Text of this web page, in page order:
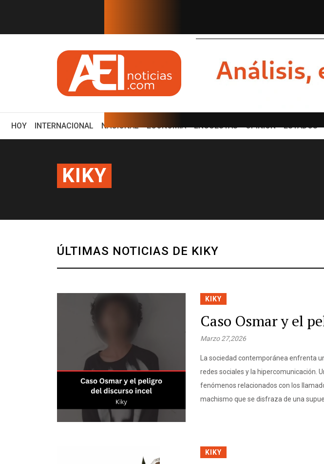
EN TIEMPO REAL
Eduardo Osuna, Guillerm...ZACATECAS DEBE SER UNO DE LOS GRANDES
HOY(CURRENT)
INTERNACIONAL NACIONAL ECONOMÍA ENCUESTAS OPINION ESTADOS
KIKY
ÚLTIMAS NOTICIAS DE KIKY
KIKY
Caso Osmar y el
Marzo 27,2026
La sociedad contemporánea enfrenta
redes sociales y la hipercomunicación.
fenómenos relacionados con los
machismo que se disfraza de una
KIKY